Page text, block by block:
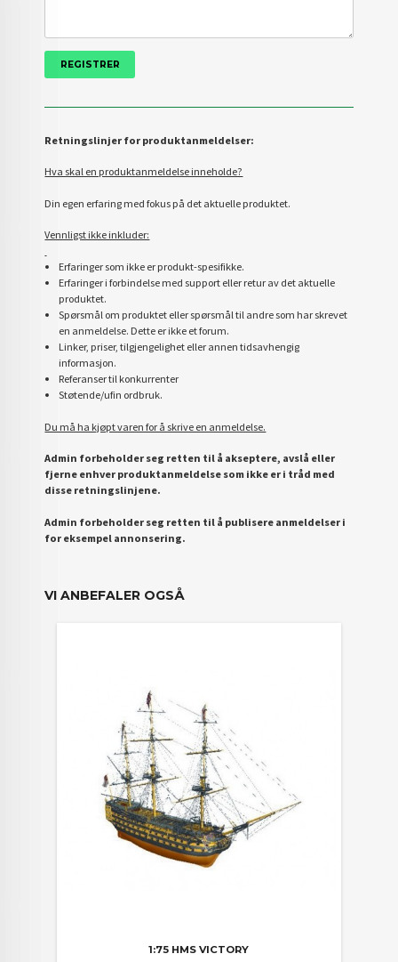
Retningslinjer for produktanmeldelser:
Hva skal en produktanmeldelse inneholde?
Din egen erfaring med fokus på det aktuelle produktet.
Vennligst ikke inkluder:
Erfaringer som ikke er produkt-spesifikke.
Erfaringer i forbindelse med support eller retur av det aktuelle
produktet.
Spørsmål om produktet eller spørsmål til andre som har skrevet
en anmeldelse. Dette er ikke et forum.
Linker, priser, tilgjengelighet eller annen tidsavhengig
informasjon.
Referanser til konkurrenter
Støtende/ufin ordbruk.
Du må ha kjøpt varen for å skrive en anmeldelse.
Admin forbeholder seg retten til å akseptere, avslå eller
fjerne enhver produktanmeldelse som ikke er i tråd med
disse retningslinjene.
Admin forbeholder seg retten til å publisere anmeldelser i
for eksempel annonsering.
VI ANBEFALER OGSÅ
1:75 HMS VICTORY